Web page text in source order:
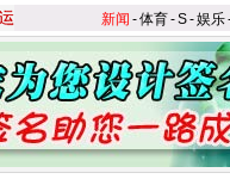
新闻 -体育-S-娱乐